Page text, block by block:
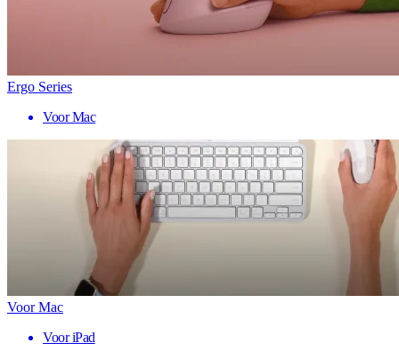
Ergo Series
Voor Mac
Voor Mac
Voor iPad